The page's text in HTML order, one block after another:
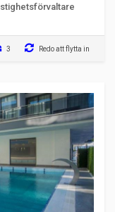
3 Redo att flytta in